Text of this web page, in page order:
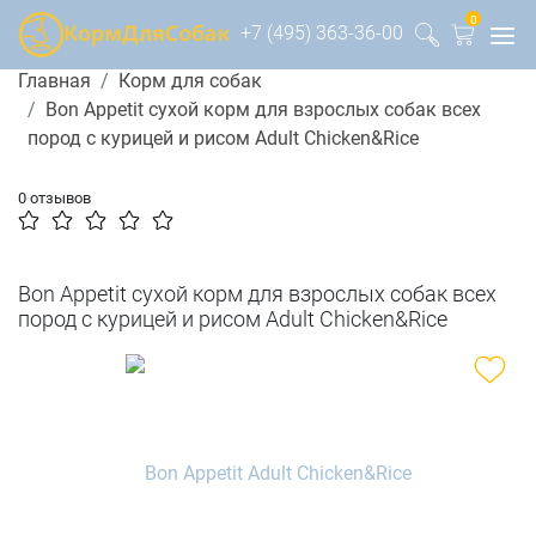
+7 (495) 363-36-00
0
Главная
Корм для собак
Bon Appetit сухой корм для взрослых собак всех
пород с курицей и рисом Adult Chicken&Rice
0 отзывов
Bon Appetit сухой корм для взрослых собак всех
пород с курицей и рисом Adult Chicken&Rice